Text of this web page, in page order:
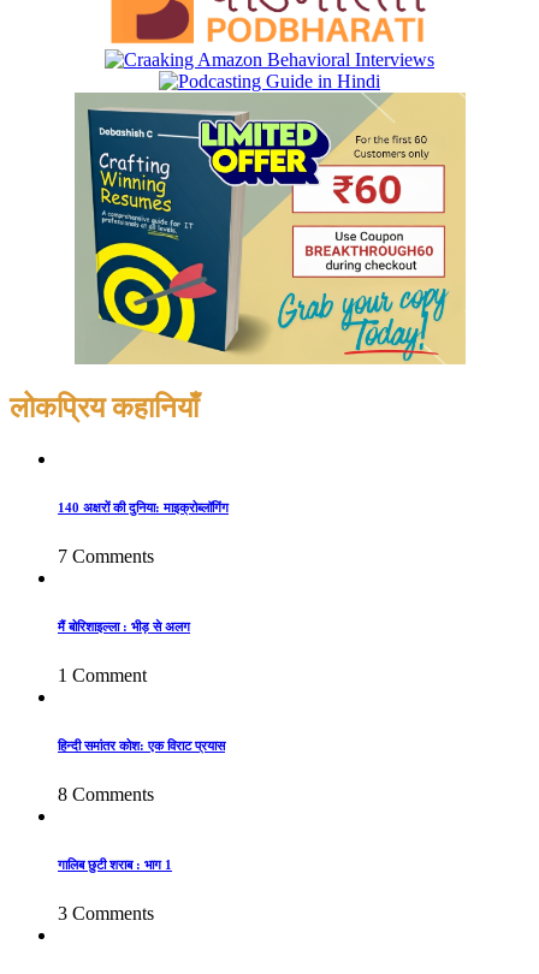
लोकप्रिय कहानियाँ
140 अक्षरों की दुनिया: माइक्रोब्लॉगिंग
7 Comments
मैं बोरिशाइल्ला : भीड़ से अलग
1 Comment
हिन्दी समांतर कोश: एक विराट प्रयास
8 Comments
गालिब छुटी शराब : भाग 1
3 Comments